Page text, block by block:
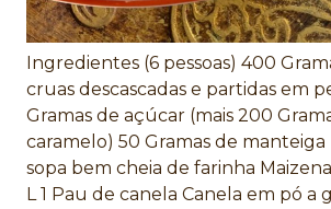
Ingredientes (6 pessoas) 400
cruas descascadas e partidas em
Gramas de açúcar (mais 200
caramelo) 50 Gramas de
sopa bem cheia de farinha
L 1 Pau de canela Canela em pó